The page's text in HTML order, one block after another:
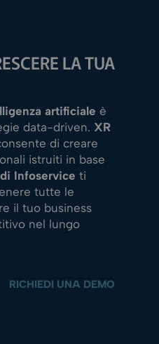
LA TUA
artificiale è
data-driven. XR
di creare
istruiti in base
Infoservice ti
tutte le
il tuo business
nel lungo
RICHIEDI UNA DEMO